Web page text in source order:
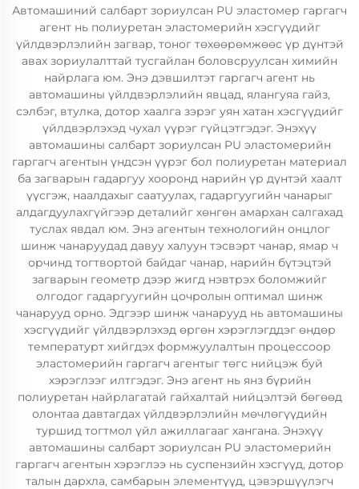
Автомашиний салбарт зориулсан PU эластомер гаргагч
агент нь полиуретан эластомерийн хэсгүүдийг
үйлдвэрлэлийн загвар, тоног төхөөрөмжөөс үр дүнтэй
авах зориулалттай тусгайлан боловсруулсан химийн
найрлага юм. Энэ дэвшилтэт гаргагч агент нь
автомашины үйлдвэрлэлийн явцад, ялангуяа гайз,
сэлбэг, втулка, дотор хаалга зэрэг уян хатан хэсгүүдийг
үйлдвэрлэхэд чухал үүрэг гүйцэтгэдэг. Энэхүү
автомашины салбарт зориулсан PU эластомерийн
гаргагч агентын үндсэн үүрэг бол полиуретан материал
ба загварын гадаргуу хооронд нарийн үр дүнтэй хаалт
үүсгэж, наалдахыг саатуулах, гадаргуугийн чанарыг
алдагдуулахгүйгээр деталийг хөнгөн амархан салгахад
туслах явдал юм. Энэ агентын технологийн онцлог
шинж чанаруудад давуу халуун тэсвэрт чанар, ямар ч
орчинд тогтвортой байдаг чанар, нарийн бүтэцтэй
загварын геометр дээр жигд нэвтрэх боломжийг
олгодог гадаргуугийн цочролын оптимал шинж
чанарууд орно. Эдгээр шинж чанарууд нь автомашины
хэсгүүдийг үйлдвэрлэхэд өргөн хэрэглэгддэг өндөр
температурт хийгдэх формжуулалтын процессоор
эластомерийн гаргагч агентыг төгс нийцэж буй
хэрэглээг илтгэдэг. Энэ агент нь янз бүрийн
полиуретан найрлагатай гайхалтай нийцэлтэй бөгөөд
олонтаа давтагдах үйлдвэрлэлийн мөчлөгүүдийн
туршид тогтмол үйл ажиллагааг хангана. Энэхүү
автомашины салбарт зориулсан PU эластомерийн
гаргагч агентын хэрэглээ нь суспензийн хэсгүүд, дотор
талын дархла, самбарын элементүүд, цэвэршүүлэгч